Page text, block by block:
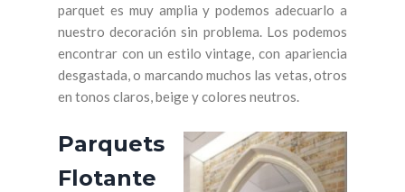
parquet es muy amplia y podemos adecuarlo a
nuestro decoración sin problema. Los podemos
encontrar con un estilo vintage, con apariencia
desgastada, o marcando muchos las vetas, otros
en tonos claros, beige y colores neutros.
Parquets
Flotante